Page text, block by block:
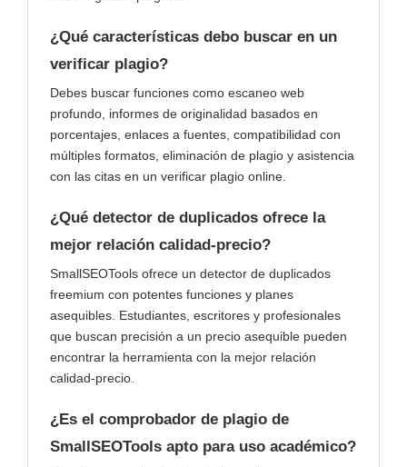
¿Qué características debo buscar en un
verificar plagio?
Debes buscar funciones como escaneo web
profundo, informes de originalidad basados ​​en
porcentajes, enlaces a fuentes, compatibilidad con
múltiples formatos, eliminación de plagio y asistencia
con las citas en un verificar plagio online.
¿Qué detector de duplicados ofrece la
mejor relación calidad-precio?
SmallSEOTools ofrece un detector de duplicados
freemium con potentes funciones y planes
asequibles. Estudiantes, escritores y profesionales
que buscan precisión a un precio asequible pueden
encontrar la herramienta con la mejor relación
calidad-precio.
¿Es el comprobador de plagio de
SmallSEOTools apto para uso académico?